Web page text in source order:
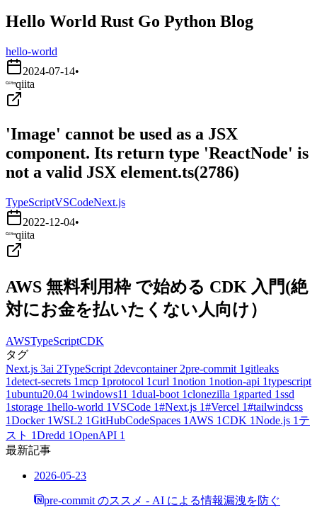
Hello World Rust Go Python Blog
hello-world
2024-07-14•
qiita
'Image' cannot be used as a JSX
component. Its return type 'ReactNode' is
not a valid JSX element.ts(2786)
TypeScriptVSCodeNext.js
2022-12-04•
qiita
AWS 無料利用枠 で始める CDK 入門(絶
対にお金を払いたくない人向け）
AWSTypeScriptCDK
タグ
Next.js 3ai 2TypeScript 2devcontainer 2pre-commit 1 gitleaks
1detect-secrets 1mcp 1protocol 1curl 1notion 1notion-api 1typescript
1ubuntu20.04 1windows11 1dual-boot 1clonezilla 1 gparted 1ssd
1storage 1hello-world 1VSCode 1#Next.js 1#Vercel 1#tailwindcss
1Docker 1WSL2 1GitHubCodeSpaces 1 AWS 1CDK 1Node.js 1 テ
スト 1Dredd 1OpenAPI 1
最新記事
2026-05-23
pre-commit のススメ - AI による情報漏洩を防ぐ